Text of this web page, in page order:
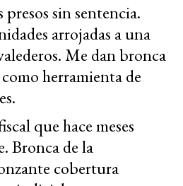
sin sentencia.
arrojadas a una
Me dan bronca
como herramienta de
que hace meses
Bronca de la
cobertura